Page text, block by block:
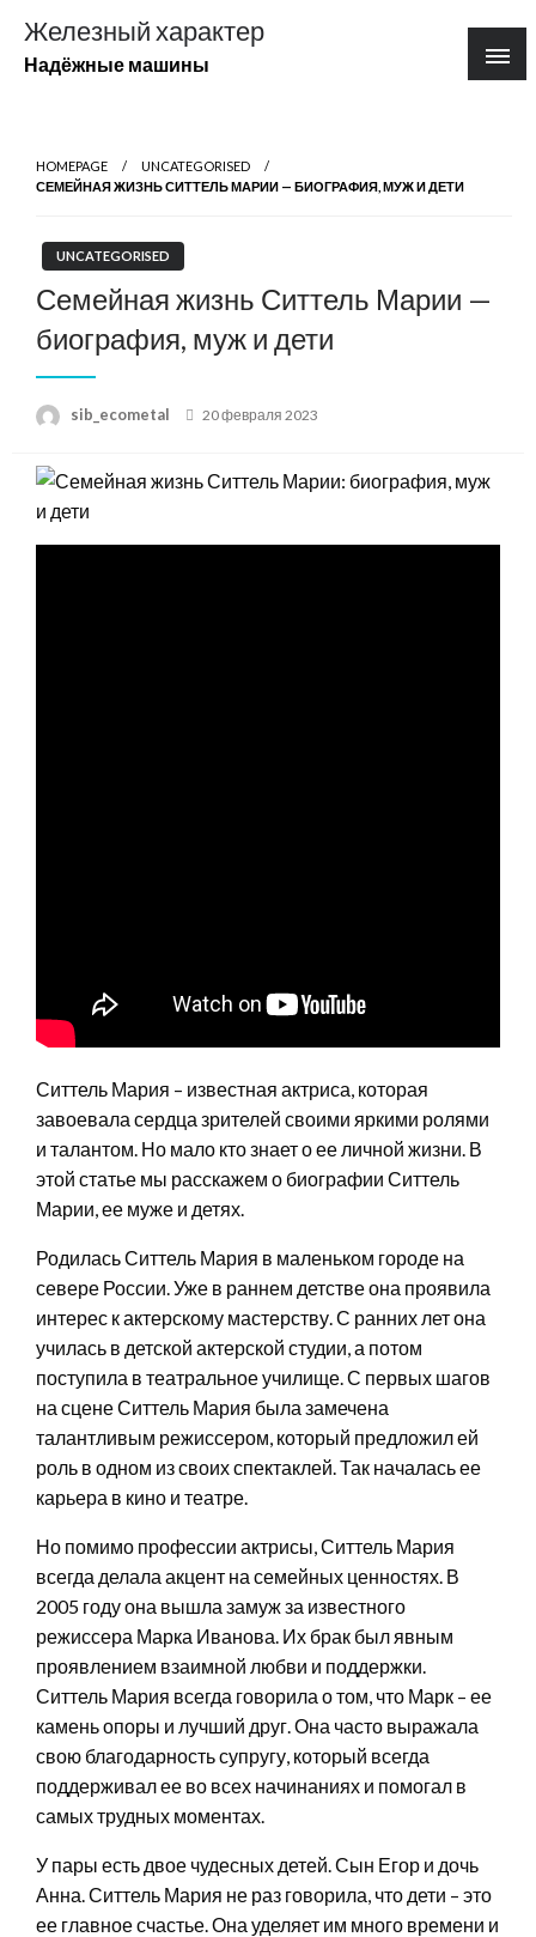
содержимому
Железный характер
Надёжные машины
HOMEPAGE
UNCATEGORISED
СЕМЕЙНАЯ ЖИЗНЬ СИТТЕЛЬ МАРИИ — БИОГРАФИЯ, МУЖ И ДЕТИ
UNCATEGORISED
Семейная жизнь Ситтель Марии —
биография, муж и дети
sib_ecometal
Posted
20 февраля 2023
Ситтель Мария – известная актриса, которая
завоевала сердца зрителей своими яркими ролями
и талантом. Но мало кто знает о ее личной жизни. В
этой статье мы расскажем о биографии Ситтель
Марии, ее муже и детях.
Родилась Ситтель Мария в маленьком городе на
севере России. Уже в раннем детстве она проявила
интерес к актерскому мастерству. С ранних лет она
училась в детской актерской студии, а потом
поступила в театральное училище. С первых шагов
на сцене Ситтель Мария была замечена
талантливым режиссером, который предложил ей
роль в одном из своих спектаклей. Так началась ее
карьера в кино и театре.
Но помимо профессии актрисы, Ситтель Мария
всегда делала акцент на семейных ценностях. В
2005 году она вышла замуж за известного
режиссера Марка Иванова. Их брак был явным
проявлением взаимной любви и поддержки.
Ситтель Мария всегда говорила о том, что Марк – ее
камень опоры и лучший друг. Она часто выражала
свою благодарность супругу, который всегда
поддерживал ее во всех начинаниях и помогал в
самых трудных моментах.
У пары есть двое чудесных детей. Сын Егор и дочь
Анна. Ситтель Мария не раз говорила, что дети – это
ее главное счастье. Она уделяет им много времени и